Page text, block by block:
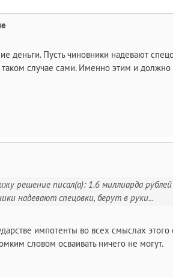
деньги. Пусть чиновники надевают
таком случае сами. Именно этим и должно
решение писал(а): 1.6 миллиарда
надевают спецовки, берут в руки...
импотенты во всех смыслах этого
словом осваивать ничего не могут.